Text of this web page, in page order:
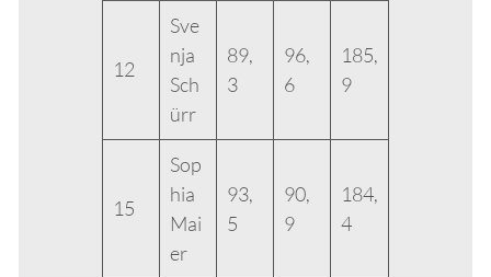
12
Sve
nja
Sch
ürr
89,
3
96,
6
185,
9
15
Sop
hia
Mai
er
93,
5
90,
9
184,
4